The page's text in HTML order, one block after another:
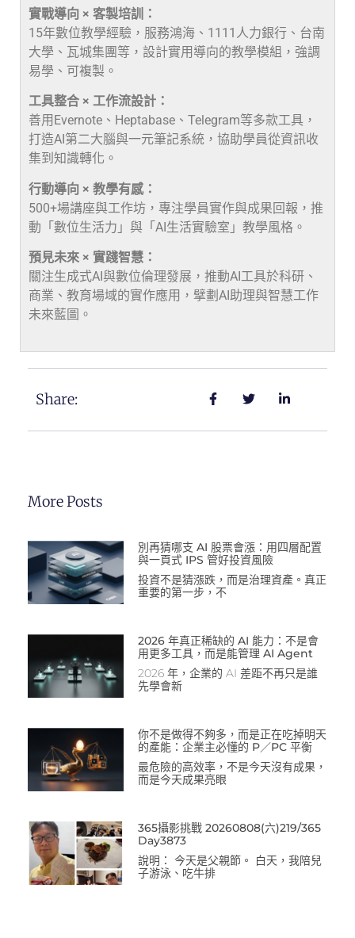
實戰導向 × 客製培訓：
15年數位教學經驗，服務鴻海、1111人力銀行、台南
大學、瓦城集團等，設計實用導向的教學模組，強調
易學、可複製。
工具整合 × 工作流設計：
善用Evernote、Heptabase、Telegram等多款工具，
打造AI第二大腦與一元筆記系統，協助學員從資訊收
集到知識轉化。
行動導向 × 教學有感：
500+場講座與工作坊，專注學員實作與成果回報，推
動「數位生活力」與「AI生活實驗室」教學風格。
預見未來 × 實踐智慧：
關注生成式AI與數位倫理發展，推動AI工具於科研、
商業、教育場域的實作應用，擘劃AI助理與智慧工作
未來藍圖。
Share:
More Posts
別再猜哪支 AI 股票會漲：用四層配置
與一頁式 IPS 管好投資風險
投資不是猜漲跌，而是治理資產。真正
重要的第一步，不
2026 年真正稀缺的 AI 能力：不是會
用更多工具，而是能管理 AI Agent
2026 年，企業的 AI 差距不再只是誰
先學會新
你不是做得不夠多，而是正在吃掉明天
的產能：企業主必懂的 P／PC 平衡
最危險的高效率，不是今天沒有成果，
而是今天成果亮眼
365攝影挑戰 20260808(六)219/365
Day3873
說明： 今天是父親節。 白天，我陪兒
子游泳、吃牛排